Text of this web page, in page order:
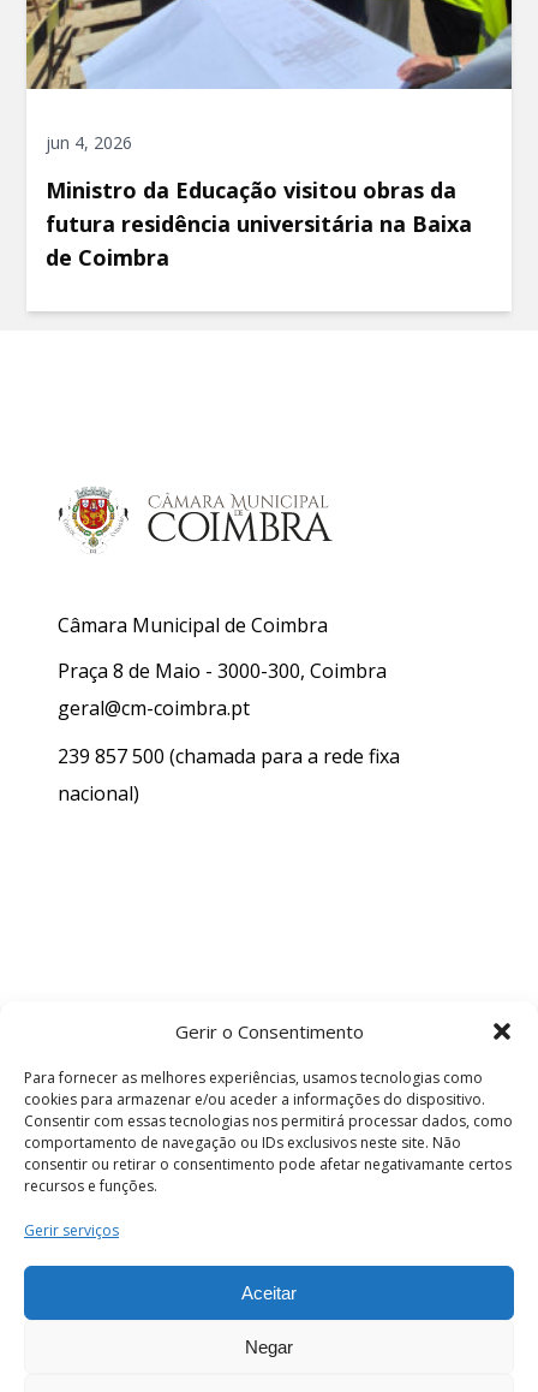
Gerir o Consentimento
Para fornecer as melhores experiências, usamos tecnologias como
cookies para armazenar e/ou aceder a informações do dispositivo.
Consentir com essas tecnologias nos permitirá processar dados, como
comportamento de navegação ou IDs exclusivos neste site. Não
consentir ou retirar o consentimento pode afetar negativamante certos
recursos e funções.
Gerir serviços
Aceitar
Negar
jun 4, 2026
Ministro da Educação visitou obras da
futura residência universitária na Baixa
de Coimbra
Câmara Municipal de Coimbra
Praça 8 de Maio - 3000-300, Coimbra
geral@cm-coimbra.pt
239 857 500 (chamada para a rede fixa
nacional)
Termos e Condições
os direitos reservados.